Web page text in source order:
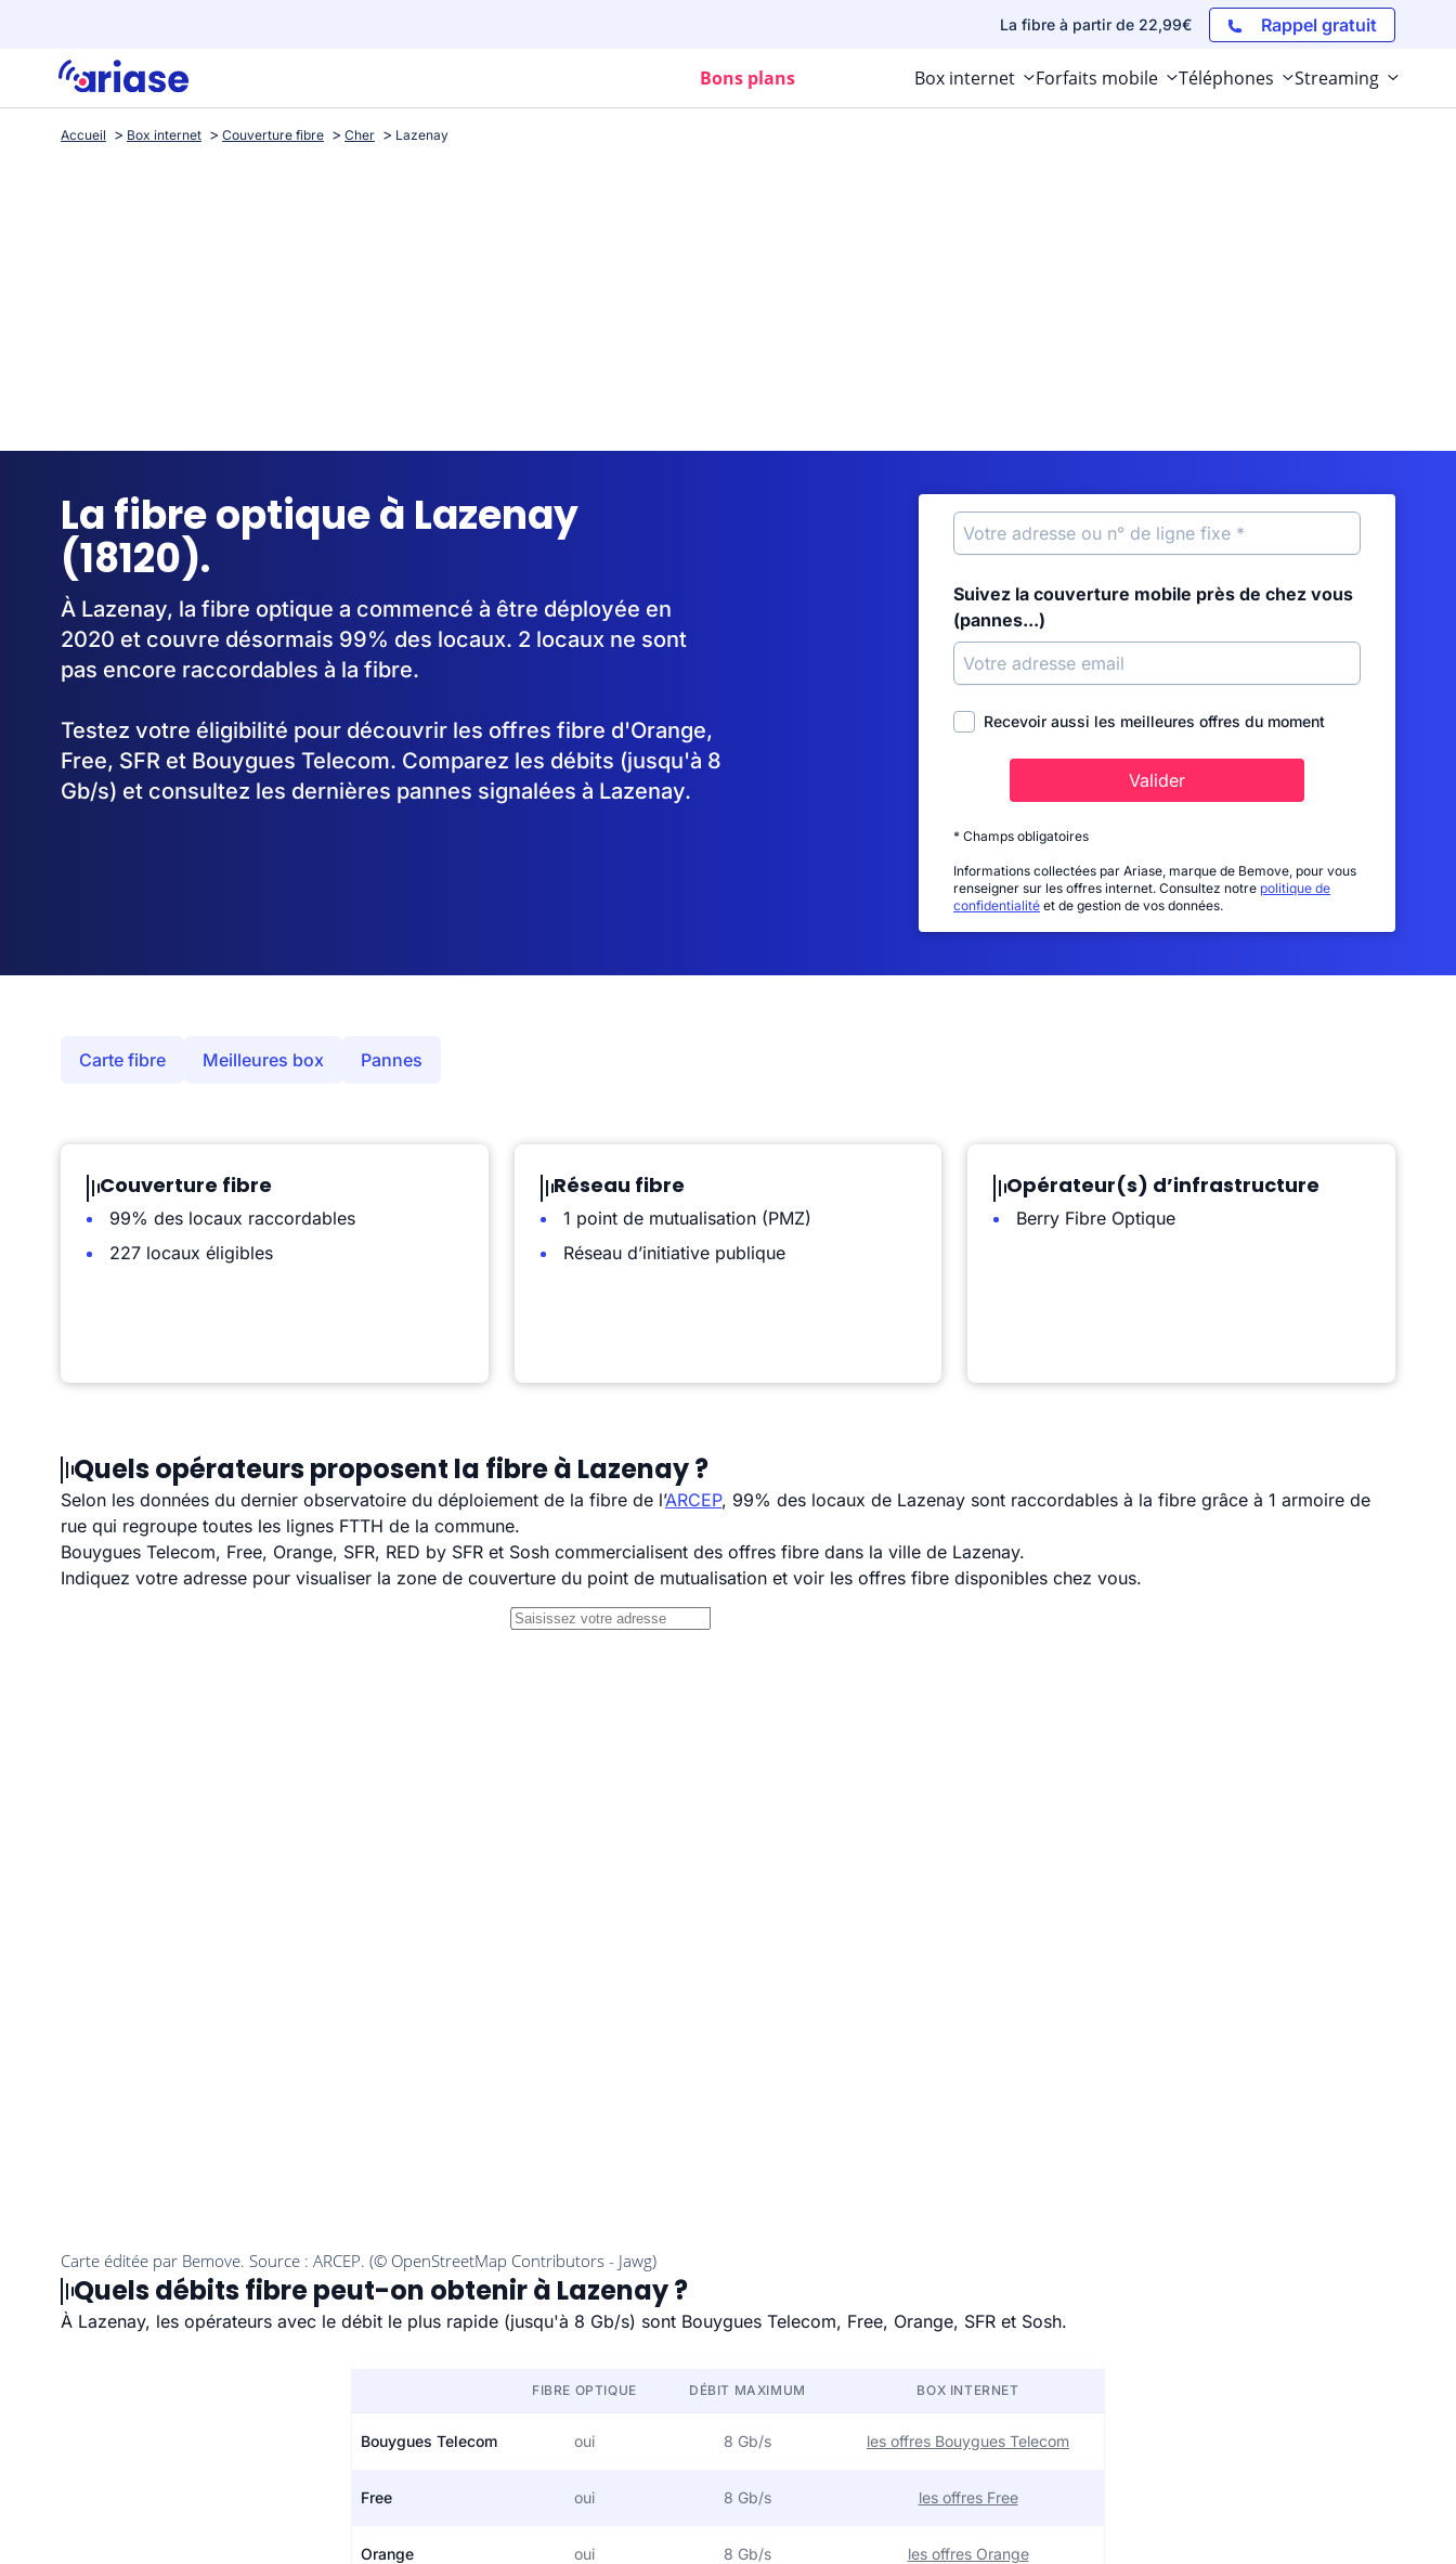
La fibre à partir de 22,99€ Rappel gratuit
Bons plans Box internet Forfaits mobile Téléphones Streaming
Accueil Box internet Couverture fibre Cher Lazenay
La fibre optique à Lazenay
(18120).
À Lazenay, la fibre optique a commencé à être déployée en
2020 et couvre désormais 99% des locaux. 2 locaux ne sont
pas encore raccordables à la fibre.
Testez votre éligibilité pour découvrir les offres fibre d'Orange,
Free, SFR et Bouygues Telecom. Comparez les débits (jusqu'à 8
Gb/s) et consultez les dernières pannes signalées à Lazenay.
Suivez la couverture mobile près de chez vous
(pannes...)
Recevoir aussi les meilleures offres du moment
Valider
* Champs obligatoires
Informations collectées par Ariase, marque de Bemove, pour vous
renseigner sur les offres internet. Consultez notre politique de
confidentialité et de gestion de vos données.
Carte fibre Meilleures box Pannes
Couverture fibre
99% des locaux raccordables
227 locaux éligibles
Réseau fibre
1 point de mutualisation (PMZ)
Réseau d’initiative publique
Opérateur(s) d’infrastructure
Berry Fibre Optique
Quels opérateurs proposent la fibre à Lazenay ?
Selon les données du dernier observatoire du déploiement de la fibre de l’ARCEP, 99% des locaux de Lazenay sont raccordables à la fibre grâce à 1 armoire de
rue qui regroupe toutes les lignes FTTH de la commune.
Bouygues Telecom, Free, Orange, SFR, RED by SFR et Sosh commercialisent des offres fibre dans la ville de Lazenay.
Indiquez votre adresse pour visualiser la zone de couverture du point de mutualisation et voir les offres fibre disponibles chez vous.
Quels débits fibre peut-on obtenir à Lazenay ?
À Lazenay, les opérateurs avec le débit le plus rapide (jusqu'à 8 Gb/s) sont Bouygues Telecom, Free, Orange, SFR et Sosh.
FIBRE OPTIQUE DÉBIT MAXIMUM BOX INTERNET
Bouygues Telecom oui 8 Gb/s les offres Bouygues Telecom
Free oui 8 Gb/s les offres Free
Orange oui 8 Gb/s les offres Orange